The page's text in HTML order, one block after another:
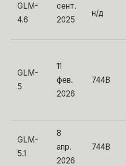
GLM-
4.6
сент.
2025
н/д
GLM-
5
11
фев.
2026
744B
GLM-
5.1
8
апр.
2026
744B